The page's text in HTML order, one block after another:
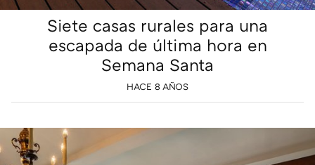
Siete casas rurales para una
escapada de última hora en
Semana Santa
HACE 8 AÑOS